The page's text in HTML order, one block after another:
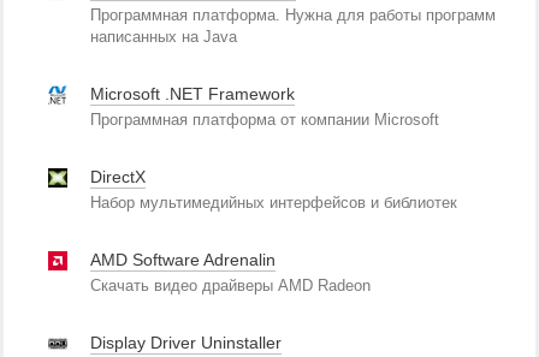
Программная платформа. Нужна для работы программ
написанных на Java
Microsoft .NET Framework
Программная платформа от компании Microsoft
DirectX
Набор мультимедийных интерфейсов и библиотек
AMD Software Adrenalin
Скачать видео драйверы AMD Radeon
Display Driver Uninstaller